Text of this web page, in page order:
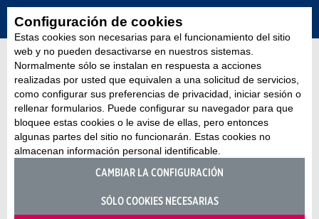
Configuración de cookies
Estas cookies son necesarias para el funcionamiento del sitio
web y no pueden desactivarse en nuestros sistemas.
Normalmente sólo se instalan en respuesta a acciones
realizadas por usted que equivalen a una solicitud de servicios,
como configurar sus preferencias de privacidad, iniciar sesión o
rellenar formularios. Puede configurar su navegador para que
bloquee estas cookies o le avise de ellas, pero entonces
algunas partes del sitio no funcionarán. Estas cookies no
almacenan información personal identificable.
CAMBIAR LA CONFIGURACIÓN
SÓLO COOKIES NECESARIAS